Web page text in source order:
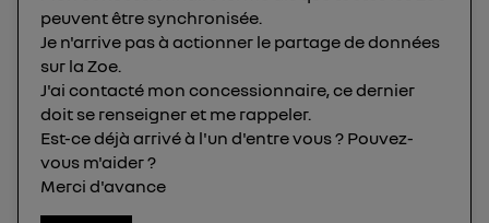
peuvent être synchronisée.
Je n'arrive pas à actionner le partage de données
sur la Zoe.
J'ai contacté mon concessionnaire, ce dernier
doit se renseigner et me rappeler.
Est-ce déjà arrivé à l'un d'entre vous ? Pouvez-
vous m'aider ?
Merci d'avance
même connexion et ayant consenties se verront
attribuer le même identifiant. En général :
Pour uneconnexion foyer
sur la navigation des membres du foyer ayant consentis.
uniquement sur la navigation de l'utilisateur du mobile.
Vous pouvez à tout moment retirer ce
consentement sur